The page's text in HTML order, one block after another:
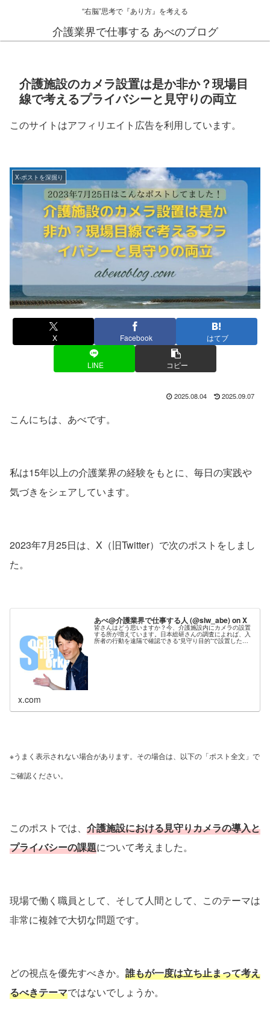
“右脳”思考で『あり方』を考える
介護業界で仕事する あべのブログ
介護施設のカメラ設置は是か非か？現場目
線で考えるプライバシーと見守りの両立
このサイトはアフィリエイト広告を利用しています。
X-ポストを深掘り
X Facebook はてブ
LINE コピー
2025.08.04 2025.09.07
こんにちは、あべです。
私は15年以上の介護業界の経験をもとに、毎日の実践や
気づきをシェアしています。
2023年7月25日は、X（旧Twitter）で次のポストをしまし
た。
あべ@介護業界で仕事する人 (@slw_abe) on X
皆さんはどう思いますか？今、介護施設内にカメラの設置
する所が増えています。日本総研さんの調査によれば、入
所者の行動を遠隔で確認できる“見守り目的”で設置した施
x.com
※うまく表示されない場合があります。その場合は、以下の「ポスト全文」で
ご確認ください。
このポストでは、 介護施設における見守りカメラの導入と
プライバシーの課題について考えました。
現場で働く職員として、そして人間として、このテーマは
非常に複雑で大切な問題です。
どの視点を優先すべきか。 誰もが一度は立ち止まって考え
るべきテーマではないでしょうか。